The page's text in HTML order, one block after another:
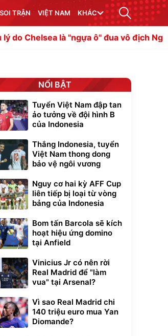
SOI TRẬN VIỆT NAM KHÁC
"ngựa ô" đua vô địch Ngoại hạng Anh
NỔI BẬT
Tuyển Việt Nam đập tan
ảo tưởng về đội hình B
của Indonesia
Thắng Indonesia, tuyển
Việt Nam thong dong
bảo vệ ngôi vương
Nguy cơ hai kỳ AFF Cup
liên tiếp bị loại từ vòng
bảng của Indonesia
Bom tấn Barcola sẽ kích
hoạt hiệu ứng domino
tại Anfield
Vinicius Jr có nên rời
Real Madrid để "làm
vua" tại Arsenal?
Vì sao Real Madrid chi
140 triệu euro mua Yan
Diomande?